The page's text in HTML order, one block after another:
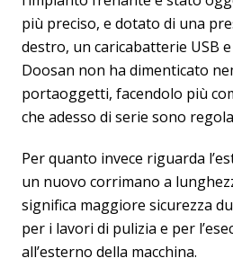
più preciso, e dotato di una
destro, un caricabatterie USB
Doosan non ha dimenticato
portaoggetti, facendolo più
che adesso di serie sono
Per quanto invece riguarda
un nuovo corrimano a
significa maggiore sicurezza
per i lavori di pulizia e per
all’esterno della macchina.